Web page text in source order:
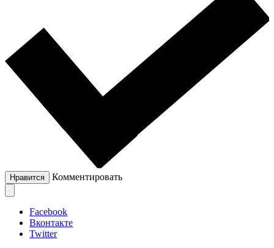
Нравится Комментировать
Facebook
Вконтакте
Twitter